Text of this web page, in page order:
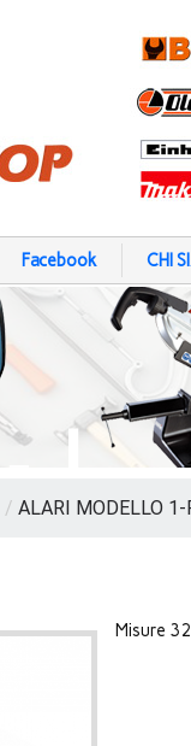
Facebook CHI
/ ALARI MODELLO 1-
Misure